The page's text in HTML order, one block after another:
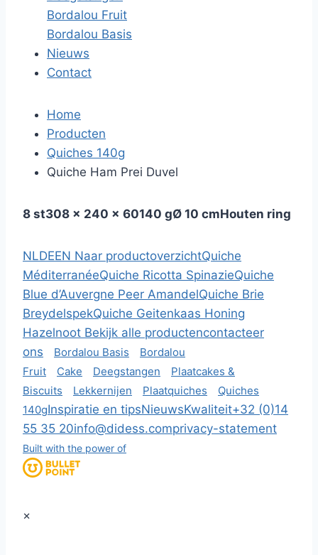
Bordalou Fruit
Bordalou Basis
Nieuws
Contact
Home
Producten
Quiches 140g
Quiche Ham Prei Duvel
8 st308 x 240 x 60140 gØ 10 cmHouten ring
NLDEEN Naar productoverzichtQuiche
MéditerranéeQuiche Ricotta SpinazieQuiche
Blue d’Auvergne Peer AmandelQuiche Brie
BreydelspekQuiche Geitenkaas Honing
Hazelnoot Bekijk alle productencontacteer
ons
Bordalou Basis
Bordalou
Fruit
Cake Deegstangen
Plaatcakes &
Biscuits
Lekkernijen Plaatquiches
Quiches
140gInspiratie en tipsNieuwsKwaliteit+32 (0)14
55 35 20info@didess.comprivacy-statement
Built with the power of
×